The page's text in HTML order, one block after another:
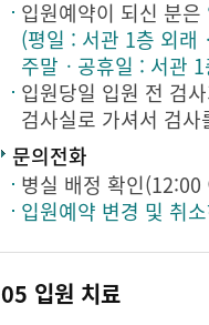
입원예약이 되신 분은
(평일 : 서관 1층 외
주말ㆍ공휴일 : 서관
입원당일 입원 전 검
검사실로 가셔서 검
문의전화
병실 배정 확인
입원예약 변경 및 취
05 입원 치료